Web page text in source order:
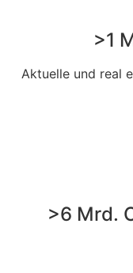
>1
Aktuelle und real
>6 Mrd.